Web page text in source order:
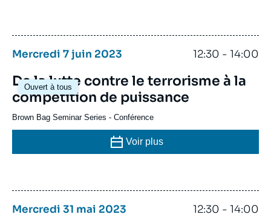
Mercredi 7 juin 2023 12:30 - 14:00
Ouvert à tous
De la lutte contre le terrorisme à la
compétition de puissance
Brown Bag Seminar Series - Conférence
Voir plus
Mercredi 31 mai 2023 12:30 - 14:00